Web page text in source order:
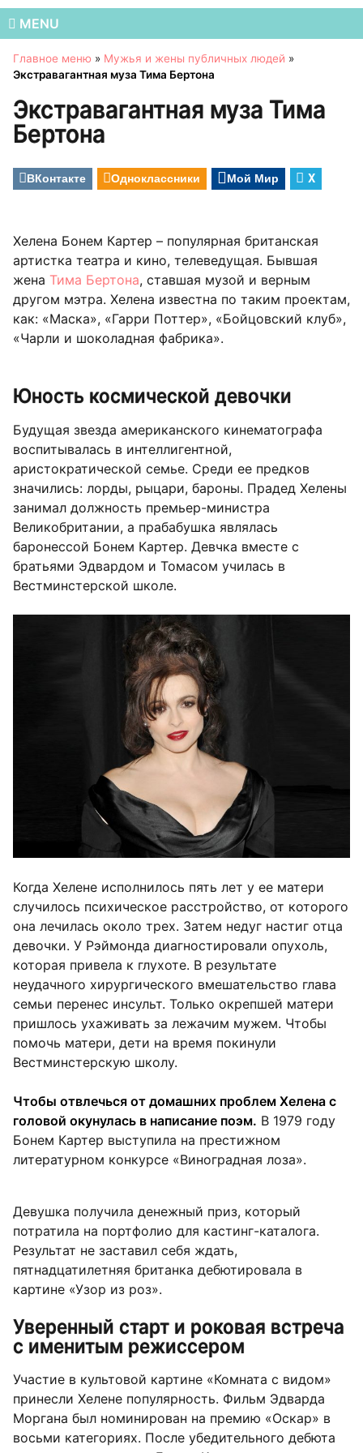
MENU
Главное меню » Мужья и жены публичных людей »
Экстравагантная муза Тима Бертона
Экстравагантная муза Тима
Бертона
ВКонтакте Одноклассники Мой Мир X
Хелена Бонем Картер – популярная британская
артистка театра и кино, телеведущая. Бывшая
жена Тима Бертона, ставшая музой и верным
другом мэтра. Хелена известна по таким проектам,
как: «Маска», «Гарри Поттер», «Бойцовский клуб»,
«Чарли и шоколадная фабрика».
Юность космической девочки
Будущая звезда американского кинематографа
воспитывалась в интеллигентной,
аристократической семье. Среди ее предков
значились: лорды, рыцари, бароны. Прадед Хелены
занимал должность премьер-министра
Великобритании, а прабабушка являлась
баронессой Бонем Картер. Девчка вместе с
братьями Эдвардом и Томасом училась в
Вестминстерской школе.
Когда Хелене исполнилось пять лет у ее матери
случилось психическое расстройство, от которого
она лечилась около трех. Затем недуг настиг отца
девочки. У Рэймонда диагностировали опухоль,
которая привела к глухоте. В результате
неудачного хирургического вмешательство глава
семьи перенес инсульт. Только окрепшей матери
пришлось ухаживать за лежачим мужем. Чтобы
помочь матери, дети на время покинули
Вестминстерскую школу.
Чтобы отвлечься от домашних проблем Хелена с
головой окунулась в написание поэм. В 1979 году
Бонем Картер выступила на престижном
литературном конкурсе «Виноградная лоза».
Девушка получила денежный приз, который
потратила на портфолио для кастинг-каталога.
Результат не заставил себя ждать,
пятнадцатилетняя британка дебютировала в
картине «Узор из роз».
Уверенный старт и роковая встреча
с именитым режиссером
Участие в культовой картине «Комната с видом»
принесли Хелене популярность. Фильм Эдварда
Моргана был номинирован на премию «Оскар» в
восьми категориях. После убедительного дебюта